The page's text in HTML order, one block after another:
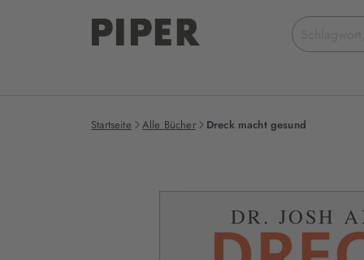
Suchbegriff
eingeben
Startseite Alle Bücher Dreck macht gesund